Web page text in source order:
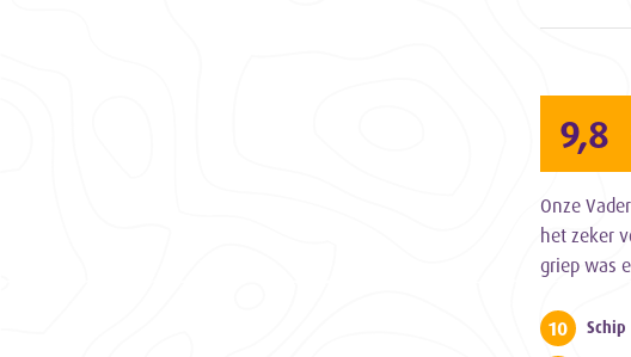
9,8
Onze
het zeker
griep was
10 Schip